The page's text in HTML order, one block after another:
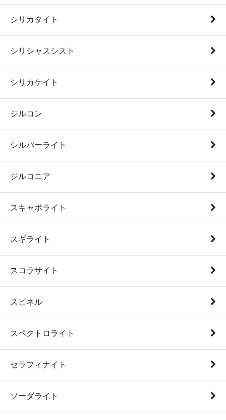
シリカタイト
シリシャスシスト
シリカケイト
ジルコン
シルバーライト
ジルコニア
スキャポライト
スギライト
スコラサイト
スピネル
スペクトロライト
セラフィナイト
ソーダライト